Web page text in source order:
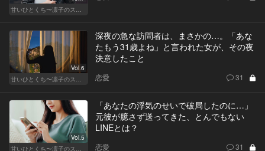
Vol.6
深夜の急な訪問者は、まさかの…。「あな
たもう31歳よね」と言われた女が、その夜
決意したこと
恋愛 31
Vol.5
「あなたの浮気のせいで破局したのに…」
元彼が臆さず送ってきた、とんでもない
LINEとは？
恋愛 31